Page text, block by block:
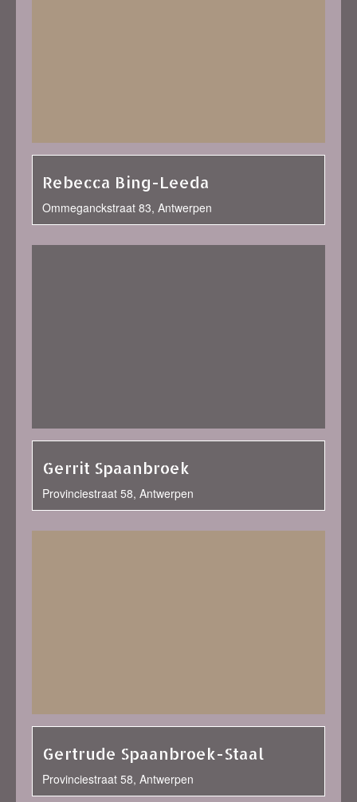
Rebecca Bing-Leeda
Ommeganckstraat 83, Antwerpen
Gerrit Spaanbroek
Provinciestraat 58, Antwerpen
Gertrude Spaanbroek-Staal
Provinciestraat 58, Antwerpen